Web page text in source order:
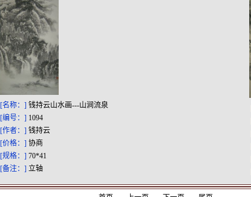
[名称：] 钱持云山水画---山涧流泉
[编号：] 1094
[作者：] 钱持云
[价格：] 协商
[规格：] 70*41
[备注：] 立轴